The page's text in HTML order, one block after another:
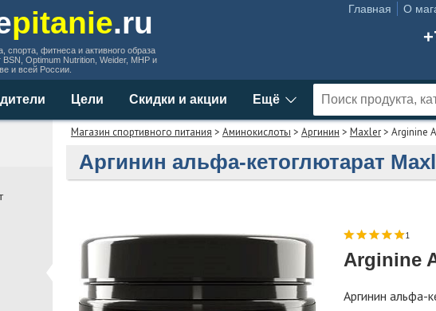
pitanie.ru
спорта, фитнеса и активного образа
Optimum Nutrition, Weider, MHP и
и всей России.
Главная О
Цели Скидки и акции Ещё
Магазин спортивного питания > Аминокислоты > Аргинин > Maxler> Arginine
Аргинин альфа-кетоглютарат
1
Arginine
Аргинин альфа-